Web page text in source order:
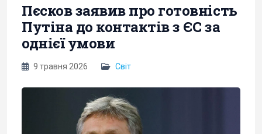
Пєсков заявив про готовність
Путіна до контактів з ЄС за
однієї умови
9 травня 2026 Світ